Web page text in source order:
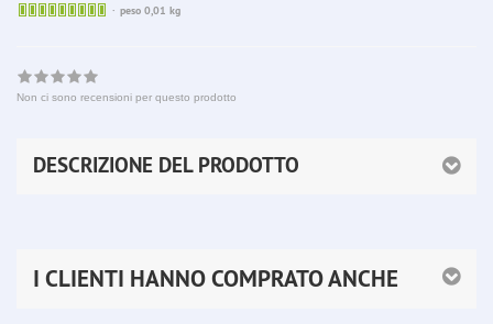
Sofort
peso 0,01 kg
Non ci sono recensioni per questo prodotto
DESCRIZIONE DEL PRODOTTO
I CLIENTI HANNO COMPRATO ANCHE